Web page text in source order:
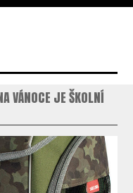
VÁNOCE JE ŠKOLNÍ